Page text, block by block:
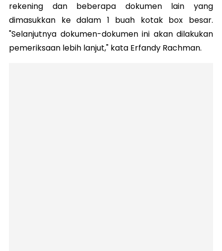
rekening dan beberapa dokumen lain yang
dimasukkan ke dalam 1 buah kotak box besar.
"Selanjutnya dokumen-dokumen ini akan dilakukan
pemeriksaan lebih lanjut," kata Erfandy Rachman.